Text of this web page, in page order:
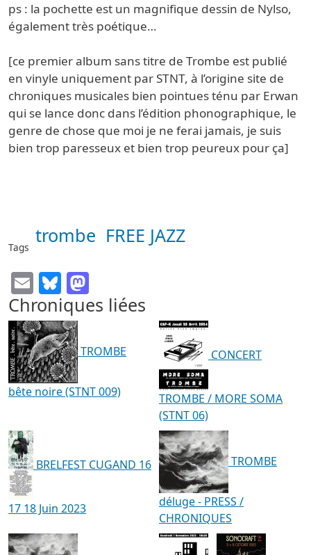
ps : la pochette est un magnifique dessin de Nylso,
également très poétique…
[ce premier album sans titre de Trombe est publié
en vinyle uniquement par STNT, à l’origine site de
chroniques musicales bien pointues ténu par Erwan
qui se lance donc dans l’édition phonographique, le
genre de chose que moi je ne ferai jamais, je suis
bien trop paresseux et bien trop peureux pour ça]
Tags
trombe FREE JAZZ
EmailBluesky
Chroniques liées
TROMBE
bête noire (STNT 009)
CONCERT
TROMBE / MORE SOMA
(STNT 06)
BRELFEST CUGAND 16
17 18 Juin 2023
TROMBE
déluge - PRESS /
CHRONIQUES